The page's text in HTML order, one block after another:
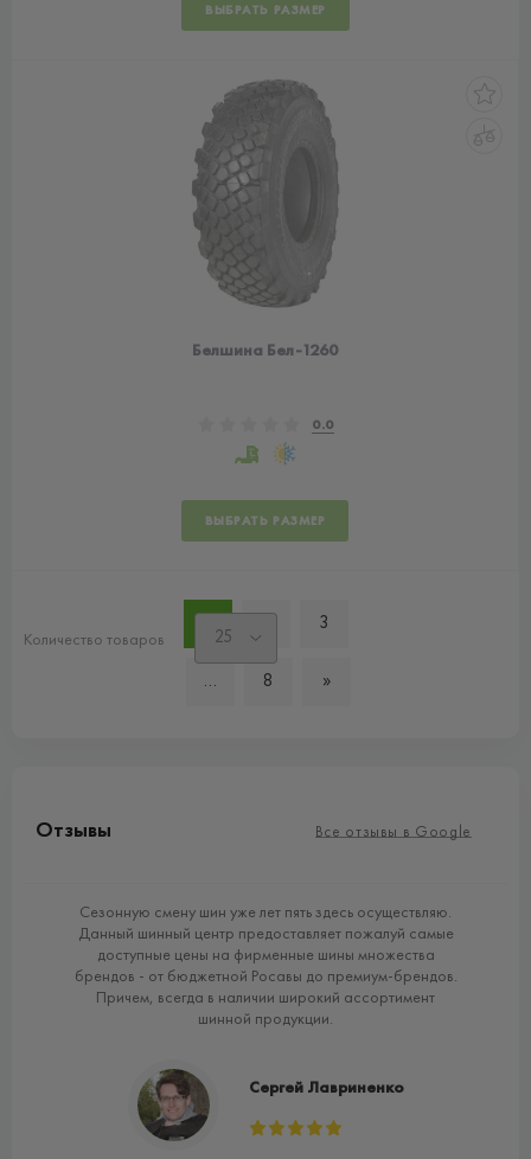
ВЫБРАТЬ РАЗМЕР
Белшина Бел-1260
0.0
ВЫБРАТЬ РАЗМЕР
3
... 8 »
Количество товаров
Отзывы Все отзывы в Google
Сезонную смену шин уже лет пять здесь осуществляю.
Данный шинный центр предоставляет пожалуй самые
доступные цены на фирменные шины множества
брендов - от бюджетной Росавы до премиум-брендов.
Причем, всегда в наличии широкий ассортимент
шинной продукции.
Сергей Лавриненко